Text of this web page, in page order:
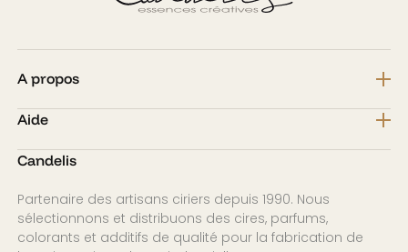
A propos
Aide
Candelis
Partenaire des artisans ciriers depuis 1990. Nous
sélectionnons et distribuons des cires, parfums,
colorants et additifs de qualité pour la fabrication de